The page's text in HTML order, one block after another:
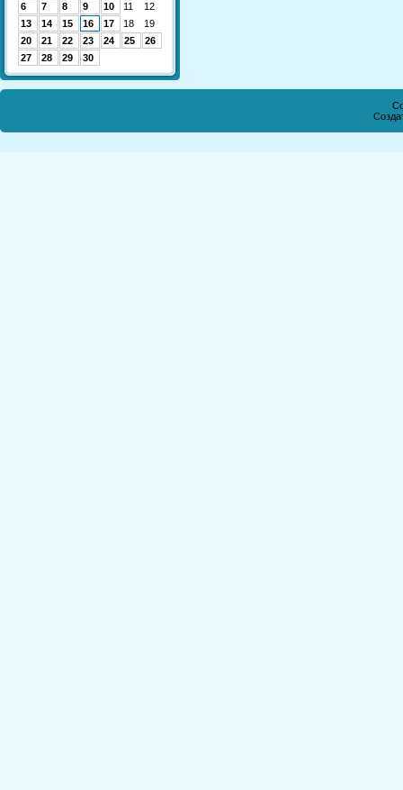
6
7 8 9 10 11
12
13
14 15 16 17 18
19
20
21 22 23 24 25
26
27
28 29 30